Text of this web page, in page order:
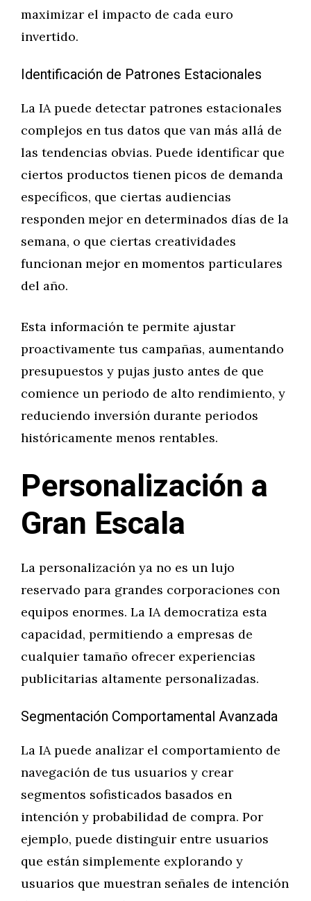
maximizar el impacto de cada euro
invertido.
Identificación de Patrones Estacionales
La IA puede detectar patrones estacionales
complejos en tus datos que van más allá de
las tendencias obvias. Puede identificar que
ciertos productos tienen picos de demanda
específicos, que ciertas audiencias
responden mejor en determinados días de la
semana, o que ciertas creatividades
funcionan mejor en momentos particulares
del año.
Esta información te permite ajustar
proactivamente tus campañas, aumentando
presupuestos y pujas justo antes de que
comience un periodo de alto rendimiento, y
reduciendo inversión durante periodos
históricamente menos rentables.
Personalización a
Gran Escala
La personalización ya no es un lujo
reservado para grandes corporaciones con
equipos enormes. La IA democratiza esta
capacidad, permitiendo a empresas de
cualquier tamaño ofrecer experiencias
publicitarias altamente personalizadas.
Segmentación Comportamental Avanzada
La IA puede analizar el comportamiento de
navegación de tus usuarios y crear
segmentos sofisticados basados en
intención y probabilidad de compra. Por
ejemplo, puede distinguir entre usuarios
que están simplemente explorando y
usuarios que muestran señales de intención